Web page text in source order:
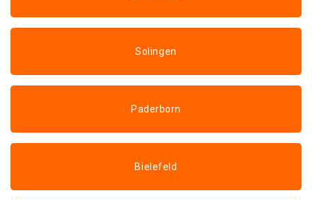
Solingen
Paderborn
Bielefeld